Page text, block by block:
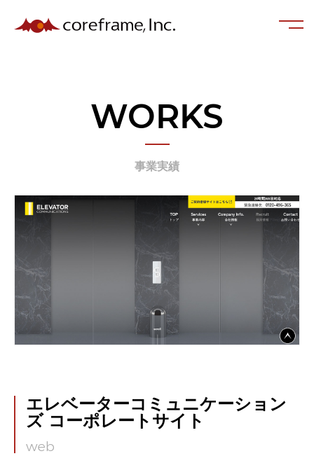
WORKS
事業実績
エレベーターコミュニケーション
ズ コーポレートサイト
web